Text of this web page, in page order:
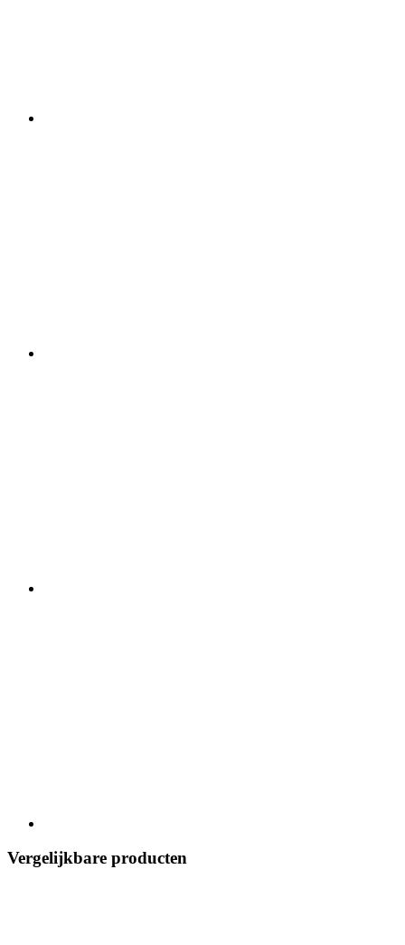
Vergelijkbare producten